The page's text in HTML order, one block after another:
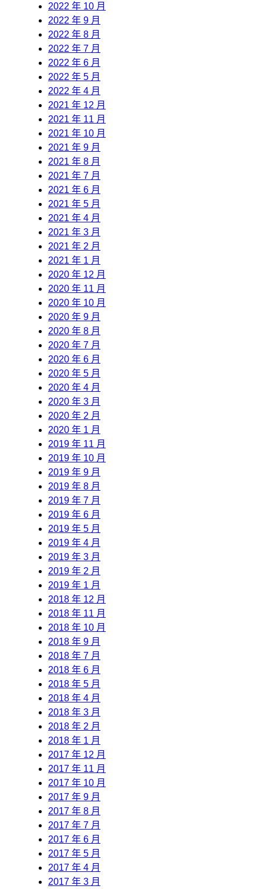
2022 年 10 月
2022 年 9 月
2022 年 8 月
2022 年 7 月
2022 年 6 月
2022 年 5 月
2022 年 4 月
2021 年 12 月
2021 年 11 月
2021 年 10 月
2021 年 9 月
2021 年 8 月
2021 年 7 月
2021 年 6 月
2021 年 5 月
2021 年 4 月
2021 年 3 月
2021 年 2 月
2021 年 1 月
2020 年 12 月
2020 年 11 月
2020 年 10 月
2020 年 9 月
2020 年 8 月
2020 年 7 月
2020 年 6 月
2020 年 5 月
2020 年 4 月
2020 年 3 月
2020 年 2 月
2020 年 1 月
2019 年 11 月
2019 年 10 月
2019 年 9 月
2019 年 8 月
2019 年 7 月
2019 年 6 月
2019 年 5 月
2019 年 4 月
2019 年 3 月
2019 年 2 月
2019 年 1 月
2018 年 12 月
2018 年 11 月
2018 年 10 月
2018 年 9 月
2018 年 7 月
2018 年 6 月
2018 年 5 月
2018 年 4 月
2018 年 3 月
2018 年 2 月
2018 年 1 月
2017 年 12 月
2017 年 11 月
2017 年 10 月
2017 年 9 月
2017 年 8 月
2017 年 7 月
2017 年 6 月
2017 年 5 月
2017 年 4 月
2017 年 3 月